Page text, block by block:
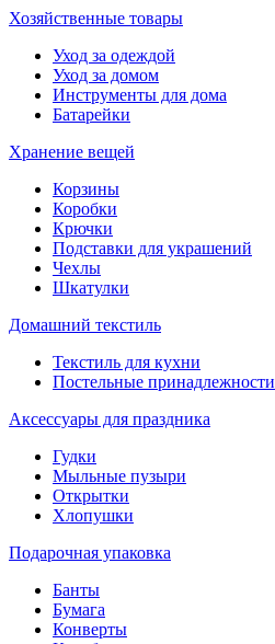
Хозяйственные товары
Уход за одеждой
Уход за домом
Инструменты для дома
Батарейки
Хранение вещей
Корзины
Коробки
Крючки
Подставки для украшений
Чехлы
Шкатулки
Домашний текстиль
Текстиль для кухни
Постельные принадлежности
Аксессуары для праздника
Гудки
Мыльные пузыри
Открытки
Хлопушки
Подарочная упаковка
Банты
Бумага
Конверты